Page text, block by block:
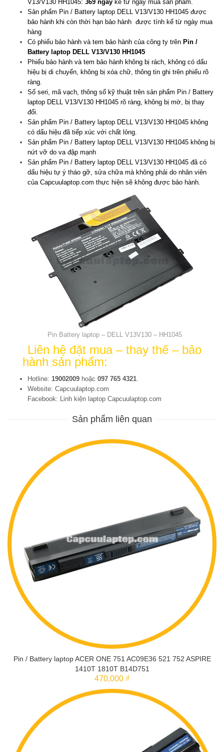
V13/V130 HH1045: 369 ngày kể từ ngày mua sản phẩm.
Sản phẩm Pin / Battery laptop DELL V13/V130 HH1045 được
bảo hành khi còn thời hạn bảo hành được tính kể từ ngày mua
hàng
Có phiếu bảo hành và tem bảo hành của công ty trên Pin /
Battery laptop DELL V13/V130 HH1045
Phiếu bảo hành và tem bảo hành không bị rách, không có dấu
hiệu bị di chuyển, không bị xóa chữ, thông tin ghi trên phiếu rõ
ràng.
Số seri, mã vạch, thông số kỹ thuật trên sản phẩm Pin / Battery
laptop DELL V13/V130 HH1045 rõ ràng, không bị mờ, bị thay
đổi.
Sản phẩm Pin / Battery laptop DELL V13/V130 HH1045 không
có dấu hiệu đã tiếp xúc với chất lỏng.
Sản phẩm Pin / Battery laptop DELL V13/V130 HH1045 không bị
nứt vỡ do va đập mạnh
Sản phẩm Pin / Battery laptop DELL V13/V130 HH1045 đã có
dấu hiệu tự ý tháo gỡ, sửa chữa mà không phải do nhân viên
của Capcuulaptop.com thực hiện sẽ không được bảo hành.
Pin Battery laptop – DELL V13V130 – HH1045
Liên hệ đặt mua – thay thế – bảo
hành sản phẩm:
Hotline: 19002009 hoặc 097 765 4321.
Website: Capcuulaptop.com
Facebook: Linh kiện laptop Capcuulaptop.com
Sản phẩm liên quan
Pin / Battery laptop ACER ONE 751 AC09E36 521 752 ASPIRE
1410T 1810T B14D751
470,000 ₫